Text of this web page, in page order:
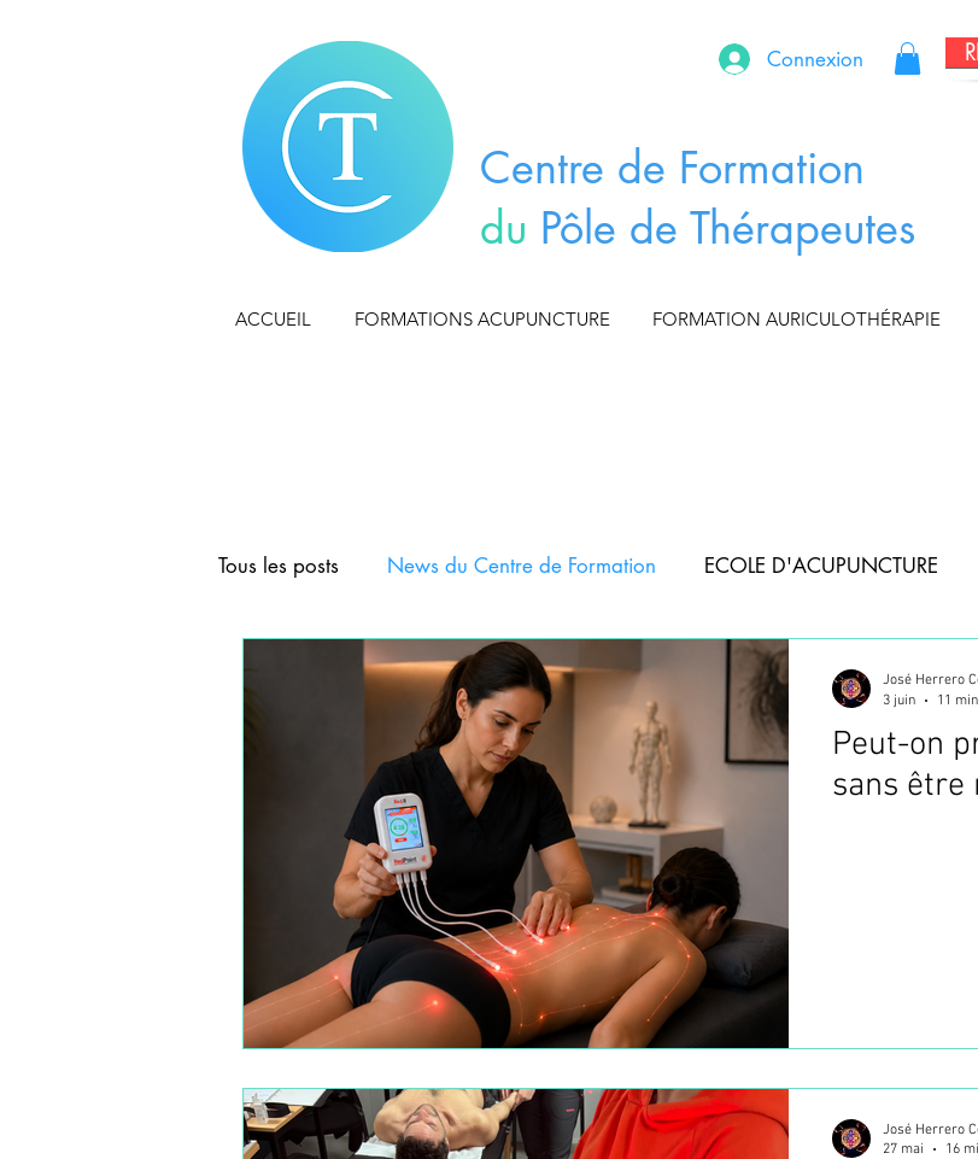
Connexion
Centre de Formation
du Pôle de Thérapeutes
ACCUEIL FORMATIONS ACUPUNCTURE FORMATION AURICULOTHÉRAPIE
Tous les posts News du Centre de Formation ECOLE D'ACUPUNCTURE
FORMATION AURICULOTHERAPIE ACUPUNCTURE ANIMAUX
FORMATION ACUPUNCTURE ABDOMINALE FORMATION
FORMATION CRANIOACUPUNCTURE FORMATION TAPING
FORMATIONS DE BASE D'ACUPUNCTURE WEBINAIRES
FORMATIONS COURTES FORMATION ACUPUNCTURE
FORMATION TECHNIQUES MANUELLES (TMO MOXIBUSTION
Peut-on
sans être
José Herrero
3 juin
11
José Herrero
27 mai
16